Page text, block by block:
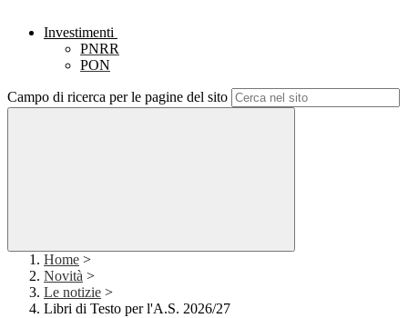
Investimenti
PNRR
PON
Campo di ricerca per le pagine del sito
Home >
Novità >
Le notizie >
Libri di Testo per l'A.S. 2026/27